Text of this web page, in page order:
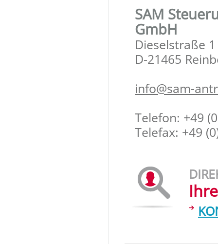
SAM
GmbH
Dieselstraße
D-21465
info@sam-
Telefon: +49
Telefax: +49